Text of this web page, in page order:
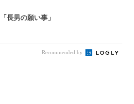
「長男の願い事」
Recommended by